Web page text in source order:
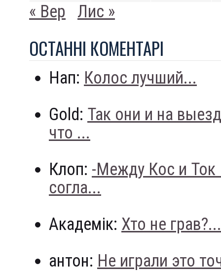
« Вер Лис »
ОСТАННI КОМЕНТАРI
Нап: Колос лучший...
Gold: Так они и на
что ...
Клоп: -Между Кос и
согла...
Академік: Хто не грав?...
антон: Не играли это